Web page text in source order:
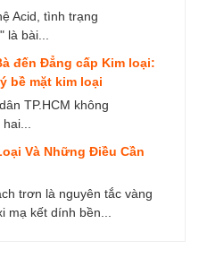
Acid, tình trạng
bài...
đến Đẳng cấp Kim loại:
bề mặt kim loại
TP.HCM không
Và Những Điều Cần
trơn là nguyên tắc vàng
mạ kết dính bền...